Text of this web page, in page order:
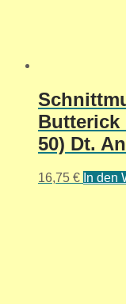
Butterick
50) Dt.
16,75 € In den